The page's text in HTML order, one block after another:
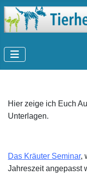
Hier zeige ich Euch
Unterlagen.
Das Kräuter Seminar,
Jahreszeit angepasst